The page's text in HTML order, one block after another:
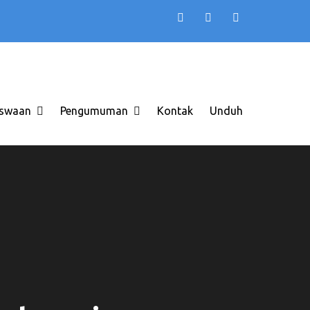
Pengumuman Kontak Unduh